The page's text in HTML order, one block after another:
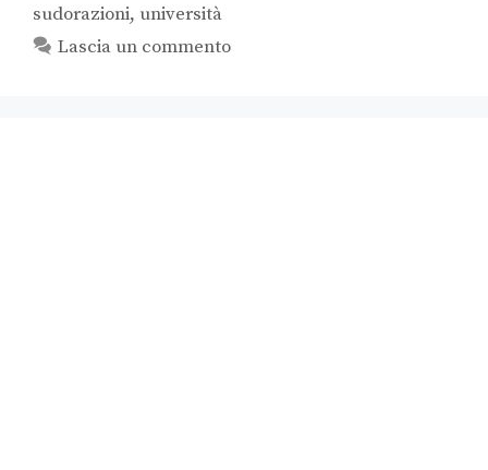
sudorazioni, università
Lascia un commento